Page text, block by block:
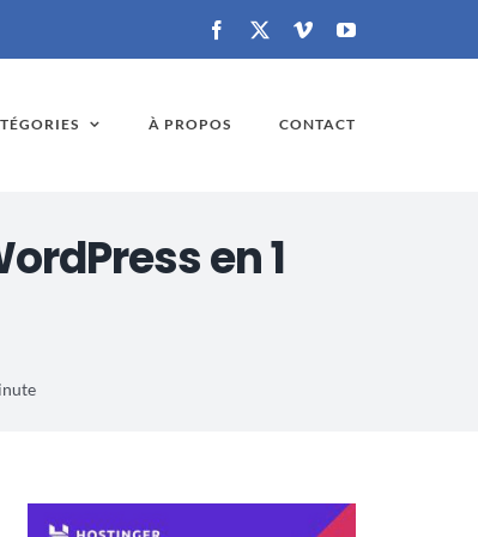
Facebook VimeoYouTube
À PROPOS CONTACT
en 1